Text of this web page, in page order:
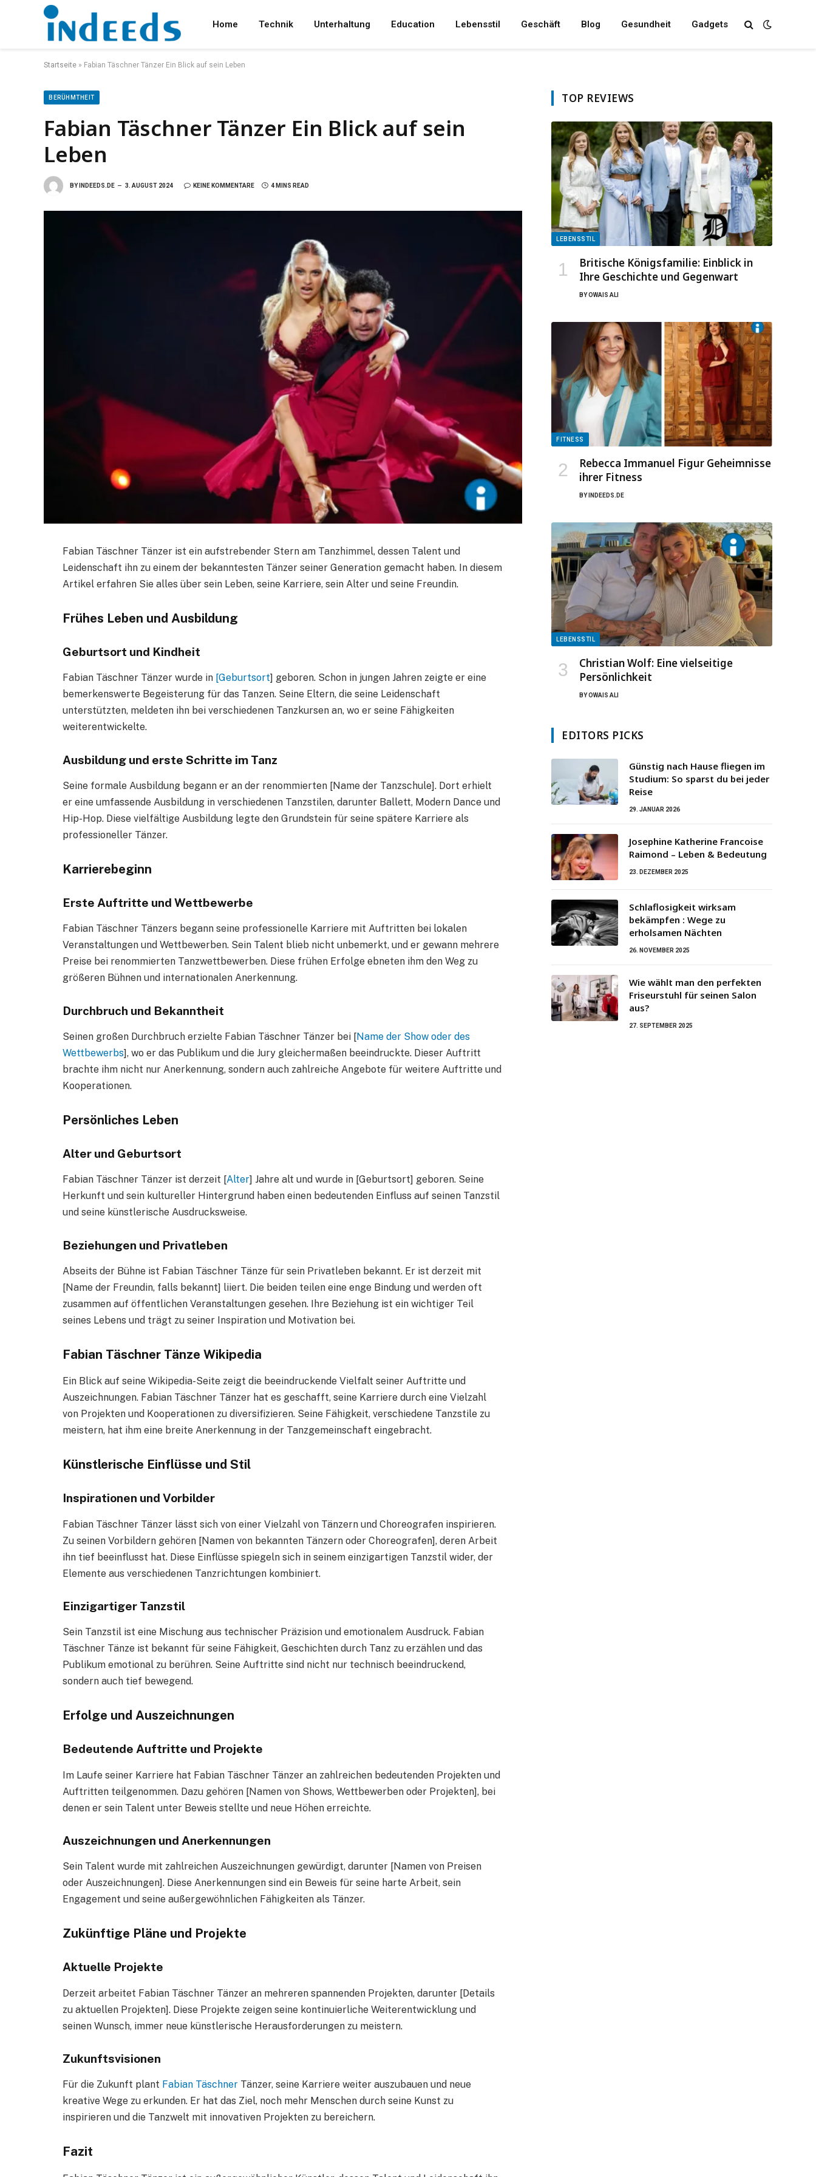
Home Technik Unterhaltung Education Lebensstil Geschäft Blog Gesundheit Gadgets
Startseite » Fabian Täschner Tänzer Ein Blick auf sein Leben
BERÜHMTHEIT
Fabian Täschner Tänzer Ein Blick auf sein
Leben
BY INDEEDS.DE 3. AUGUST 2024 KEINE KOMMENTARE 4 MINS READ
Fabian Täschner Tänzer ist ein aufstrebender Stern am Tanzhimmel, dessen Talent und
Leidenschaft ihn zu einem der bekanntesten Tänzer seiner Generation gemacht haben. In diesem
Artikel erfahren Sie alles über sein Leben, seine Karriere, sein Alter und seine Freundin.
Frühes Leben und Ausbildung
Geburtsort und Kindheit
Fabian Täschner Tänzer wurde in [Geburtsort] geboren. Schon in jungen Jahren zeigte er eine
bemerkenswerte Begeisterung für das Tanzen. Seine Eltern, die seine Leidenschaft
unterstützten, meldeten ihn bei verschiedenen Tanzkursen an, wo er seine Fähigkeiten
weiterentwickelte.
Ausbildung und erste Schritte im Tanz
Seine formale Ausbildung begann er an der renommierten [Name der Tanzschule]. Dort erhielt
er eine umfassende Ausbildung in verschiedenen Tanzstilen, darunter Ballett, Modern Dance und
Hip-Hop. Diese vielfältige Ausbildung legte den Grundstein für seine spätere Karriere als
professioneller Tänzer.
Karrierebeginn
Erste Auftritte und Wettbewerbe
Fabian Täschner Tänzers begann seine professionelle Karriere mit Auftritten bei lokalen
Veranstaltungen und Wettbewerben. Sein Talent blieb nicht unbemerkt, und er gewann mehrere
Preise bei renommierten Tanzwettbewerben. Diese frühen Erfolge ebneten ihm den Weg zu
größeren Bühnen und internationalen Anerkennung.
Durchbruch und Bekanntheit
Seinen großen Durchbruch erzielte Fabian Täschner Tänzer bei [Name der Show oder des
Wettbewerbs], wo er das Publikum und die Jury gleichermaßen beeindruckte. Dieser Auftritt
brachte ihm nicht nur Anerkennung, sondern auch zahlreiche Angebote für weitere Auftritte und
Kooperationen.
Persönliches Leben
Alter und Geburtsort
Fabian Täschner Tänzer ist derzeit [Alter] Jahre alt und wurde in [Geburtsort] geboren. Seine
Herkunft und sein kultureller Hintergrund haben einen bedeutenden Einfluss auf seinen Tanzstil
und seine künstlerische Ausdrucksweise.
Beziehungen und Privatleben
Abseits der Bühne ist Fabian Täschner Tänze für sein Privatleben bekannt. Er ist derzeit mit
[Name der Freundin, falls bekannt] liiert. Die beiden teilen eine enge Bindung und werden oft
zusammen auf öffentlichen Veranstaltungen gesehen. Ihre Beziehung ist ein wichtiger Teil
seines Lebens und trägt zu seiner Inspiration und Motivation bei.
Fabian Täschner Tänze Wikipedia
Ein Blick auf seine Wikipedia-Seite zeigt die beeindruckende Vielfalt seiner Auftritte und
Auszeichnungen. Fabian Täschner Tänzer hat es geschafft, seine Karriere durch eine Vielzahl
von Projekten und Kooperationen zu diversifizieren. Seine Fähigkeit, verschiedene Tanzstile zu
meistern, hat ihm eine breite Anerkennung in der Tanzgemeinschaft eingebracht.
Künstlerische Einflüsse und Stil
Inspirationen und Vorbilder
Fabian Täschner Tänzer lässt sich von einer Vielzahl von Tänzern und Choreografen inspirieren.
Zu seinen Vorbildern gehören [Namen von bekannten Tänzern oder Choreografen], deren Arbeit
ihn tief beeinflusst hat. Diese Einflüsse spiegeln sich in seinem einzigartigen Tanzstil wider, der
Elemente aus verschiedenen Tanzrichtungen kombiniert.
Einzigartiger Tanzstil
Sein Tanzstil ist eine Mischung aus technischer Präzision und emotionalem Ausdruck. Fabian
Täschner Tänze ist bekannt für seine Fähigkeit, Geschichten durch Tanz zu erzählen und das
Publikum emotional zu berühren. Seine Auftritte sind nicht nur technisch beeindruckend,
sondern auch tief bewegend.
Erfolge und Auszeichnungen
Bedeutende Auftritte und Projekte
Im Laufe seiner Karriere hat Fabian Täschner Tänzer an zahlreichen bedeutenden Projekten und
Auftritten teilgenommen. Dazu gehören [Namen von Shows, Wettbewerben oder Projekten], bei
denen er sein Talent unter Beweis stellte und neue Höhen erreichte.
Auszeichnungen und Anerkennungen
Sein Talent wurde mit zahlreichen Auszeichnungen gewürdigt, darunter [Namen von Preisen
oder Auszeichnungen]. Diese Anerkennungen sind ein Beweis für seine harte Arbeit, sein
Engagement und seine außergewöhnlichen Fähigkeiten als Tänzer.
Zukünftige Pläne und Projekte
Aktuelle Projekte
Derzeit arbeitet Fabian Täschner Tänzer an mehreren spannenden Projekten, darunter [Details
zu aktuellen Projekten]. Diese Projekte zeigen seine kontinuierliche Weiterentwicklung und
seinen Wunsch, immer neue künstlerische Herausforderungen zu meistern.
Zukunftsvisionen
Für die Zukunft plant Fabian Täschner Tänzer, seine Karriere weiter auszubauen und neue
kreative Wege zu erkunden. Er hat das Ziel, noch mehr Menschen durch seine Kunst zu
inspirieren und die Tanzwelt mit innovativen Projekten zu bereichern.
Fazit
TOP REVIEWS
LEBENSSTIL
Britische Königsfamilie: Einblick in
Ihre Geschichte und Gegenwart
BYOWAIS ALI
FITNESS
Rebecca Immanuel Figur Geheimnisse
ihrer Fitness
BY INDEEDS.DE
LEBENSSTIL
Christian Wolf: Eine vielseitige
Persönlichkeit
BYOWAIS ALI
EDITORS PICKS
Günstig nach Hause fliegen im
Studium: So sparst du bei jeder
Reise
29. JANUAR 2026
Josephine Katherine Francoise
Raimond – Leben & Bedeutung
23. DEZEMBER 2025
Schlaflosigkeit wirksam
bekämpfen : Wege zu
erholsamen Nächten
26. NOVEMBER 2025
Wie wählt man den perfekten
Friseurstuhl für seinen Salon
aus?
27. SEPTEMBER 2025